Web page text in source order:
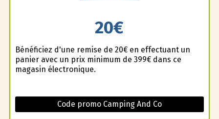
20€
Bénéficiez d'une remise de 20€ en effectuant un
panier avec un prix minimum de 399€ dans ce
magasin électronique.
Code promo Camping And Co